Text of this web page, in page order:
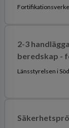
2-3
beredskap -
Länsstyrelsen i